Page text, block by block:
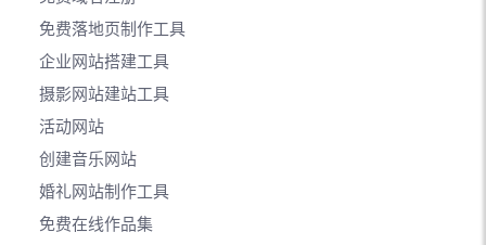
免费落地页制作工具
企业网站搭建工具
摄影网站建站工具
活动网站
创建音乐网站
婚礼网站制作工具
免费在线作品集